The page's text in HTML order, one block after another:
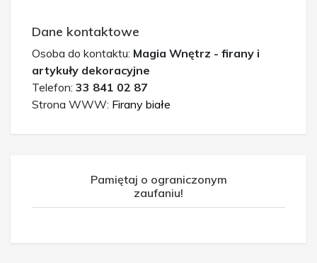
Dane kontaktowe
Osoba do kontaktu: Magia Wnętrz - firany i
artykuły dekoracyjne
Telefon: 33 841 02 87
Strona WWW: Firany białe
Pamiętaj o ograniczonym
zaufaniu!